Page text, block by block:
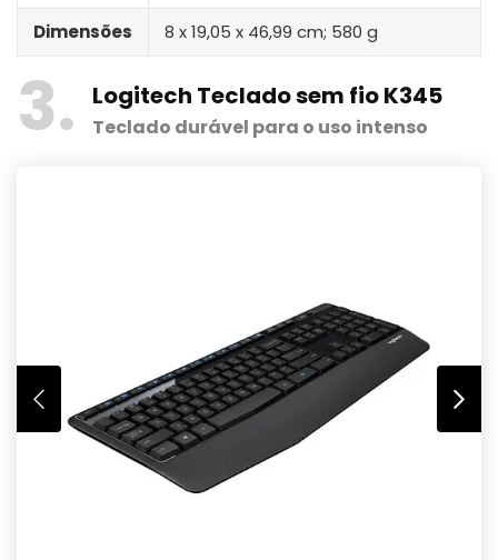
Dimensões ‎8 x 19,05 x 46,99 cm; 580 g
3 Logitech Teclado sem fio K345
Teclado durável para o uso intenso